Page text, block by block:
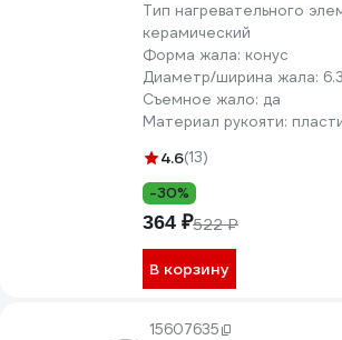
Тип нагревательного
керамический
Форма жала: конус
Диаметр/ширина жала:
Съемное жало: да
Материал рукояти:
4.6(13)
-30%
364 ₽522 ₽
В корзину
15607635